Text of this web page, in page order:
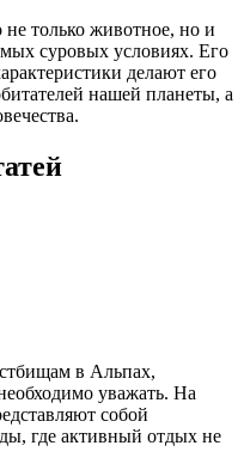
только животное, но и
суровых условиях. Его
делают его
нашей планеты, а
в Альпах,
уважать. На
собой
где активный отдых не